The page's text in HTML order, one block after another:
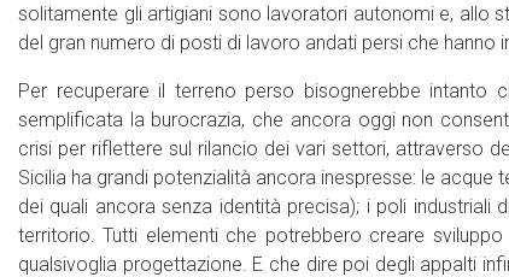
solitamente gli artigiani sono lavoratori autonomi e, allo
del gran numero di posti di lavoro andati persi che
Per recuperare il terreno perso bisognerebbe
semplificata la burocrazia, che ancora oggi non
crisi per riflettere sul rilancio dei vari settori, attraverso
Sicilia ha grandi potenzialità ancora inespresse: le
dei quali ancora senza identità precisa); i poli
territorio. Tutti elementi che potrebbero creare
qualsivoglia progettazione. E che dire poi degli appalti